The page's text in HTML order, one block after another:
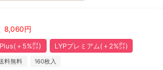
8,060円
＋5%㌽) LYPプレミアム(＋2%㌽)
料無料 160枚入